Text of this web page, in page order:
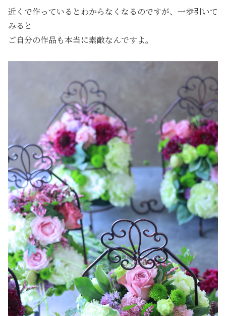
近くで作っているとわからなくなるのですが、一歩引いて
みると
ご自分の作品も本当に素敵なんですよ。